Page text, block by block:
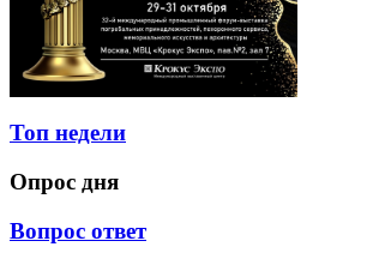
Топ недели
Опрос дня
Вопрос ответ